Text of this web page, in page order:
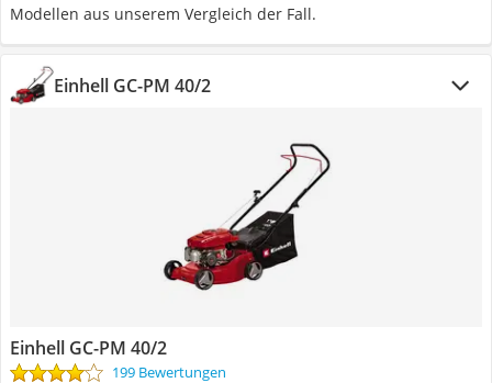
Modellen aus unserem Vergleich der Fall.
Einhell GC-PM 40/2
Einhell GC-PM 40/2
199 Bewertungen